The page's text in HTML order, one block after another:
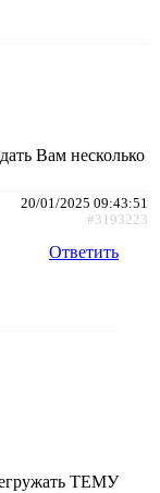
Вам несколько
20/01/2025 09:43:51
#3193223
Ответить
ТЕМУ